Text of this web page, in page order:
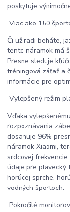
poskytuje
Viac ako 150
Či už radi beháte,
tento náramok má
Presne sleduje
tréningová záťaž a
informácie pre
Vylepšený režim
Vďaka
rozpoznávania
dosahuje 96%
náramok Xiaomi,
srdcovej
údaje pre plavecký
horúcej sprche,
vodných športoch.
Pokročilé